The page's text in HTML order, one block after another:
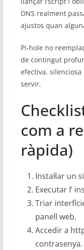
DNS realment
ajustos quan
Pi-hole no
de contingut
efectiva,
servir.
com a
ràpida)
Instal·lar un
Executar l’
Triar
panell web.
Accedir a
contrasenya.